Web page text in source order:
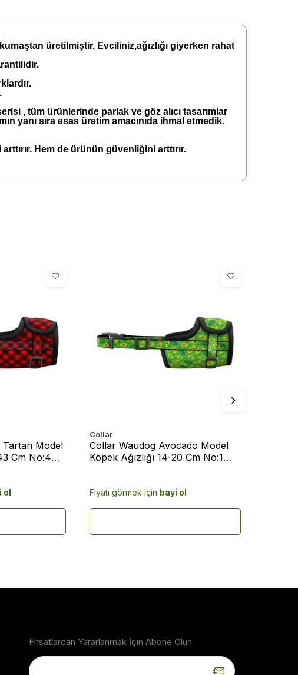
üretilmiştir. Evciliniz,ağızlığı giyerken rahat
, tüm ürünlerinde parlak ve göz alıcı tasarımlar
yanı sıra esas üretim amacınıda ihmal etmedik.
Hem de ürünün güvenliğini arttırır.
Tartan Model
Cm No:4
ol
Collar
Collar Waudog Avocado Model
Köpek Ağızlığı 14-20 Cm No:1
Fiyatı görmek için bayi ol
Fırsatlardan Yararlanmak İçin Abone Olun